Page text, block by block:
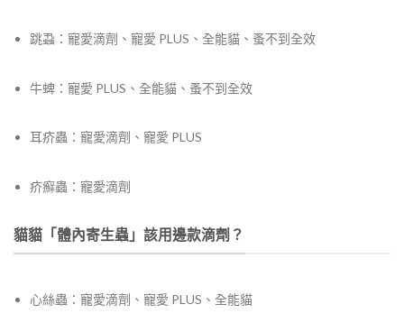
跳蝨：寵愛滴劑、寵愛 PLUS、全能貓、蚤不到全效
牛蜱：寵愛 PLUS、全能貓、蚤不到全效
耳疥蟲：寵愛滴劑、寵愛 PLUS
疥癬蟲：寵愛滴劑
貓貓「體內寄生蟲」該用邊款滴劑？
心絲蟲：寵愛滴劑、寵愛 PLUS、全能貓